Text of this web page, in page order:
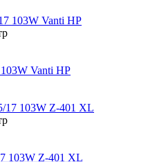
Vanti HP
103W Z-401 XL